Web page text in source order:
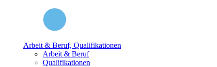
Arbeit & Beruf, Qualifikationen
Arbeit & Beruf
Qualifikationen